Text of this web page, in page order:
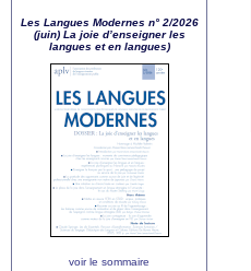
Les Langues Modernes n° 2/2026
(juin) La joie d’enseigner les
langues et en langues)
voir le sommaire